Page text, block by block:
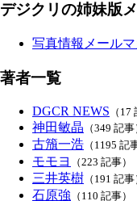
デジクリの姉妹版
写真情報メール
著者一覧
DGCR NEWS （17
神田敏晶 （349 記事
古籏一浩 （1195 記
モモヨ （223 記事）
三井英樹 （191 記事
石原強 （110 記事）